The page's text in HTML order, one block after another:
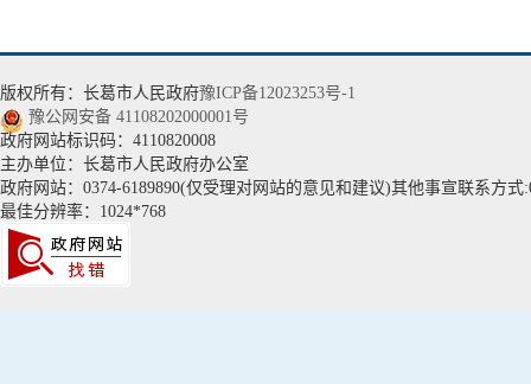
版权所有：长葛市人民政府豫ICP备12023253号-1
豫公网安备 41108202000001号
政府网站标识码：4110820008
主办单位：长葛市人民政府办公室
政府网站：0374-6189890(仅受理对网站的意见和建议)其他事宣联系方式
最佳分辨率：1024*768